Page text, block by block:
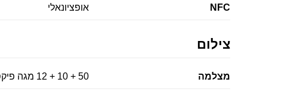
NFC אופציונאלי
צילום
מצלמה 50 + 10 + 12 מגה פיקסל